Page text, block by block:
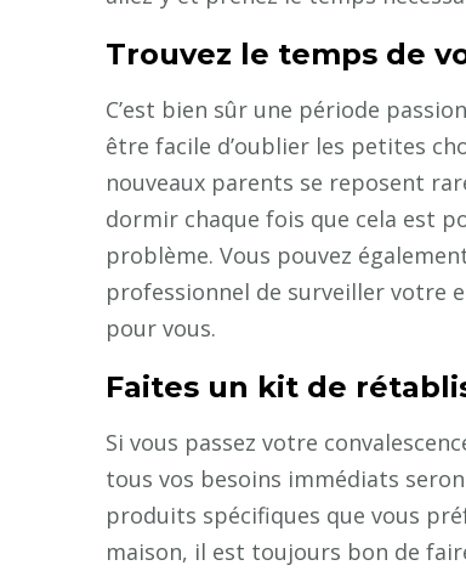
Trouvez le temps de
C’est bien sûr une période
être facile d’oublier les petites
nouveaux parents se reposent
dormir chaque fois que cela est
problème. Vous pouvez
professionnel de surveiller votre
pour vous.
Faites un kit de
Si vous passez votre
tous vos besoins immédiats
produits spécifiques que vous
maison, il est toujours bon de